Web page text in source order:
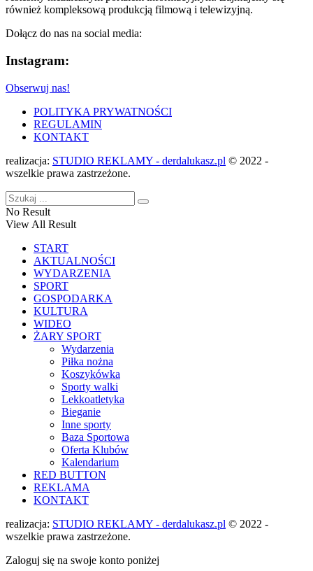
również kompleksową produkcją filmową i telewizyjną.
Dołącz do nas na social media:
Instagram:
Obserwuj nas!
POLITYKA PRYWATNOŚCI
REGULAMIN
KONTAKT
realizacja: STUDIO REKLAMY - derdalukasz.pl © 2022 -
wszelkie prawa zastrzeżone.
No Result
View All Result
START
AKTUALNOŚCI
WYDARZENIA
SPORT
GOSPODARKA
KULTURA
WIDEO
ŻARY SPORT
Wydarzenia
Piłka nożna
Koszykówka
Sporty walki
Lekkoatletyka
Bieganie
Inne sporty
Baza Sportowa
Oferta Klubów
Kalendarium
RED BUTTON
REKLAMA
KONTAKT
realizacja: STUDIO REKLAMY - derdalukasz.pl © 2022 -
wszelkie prawa zastrzeżone.
Zaloguj się na swoje konto poniżej